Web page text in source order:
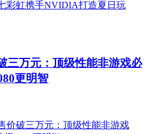
三万元：顶级性能非游戏必
更明智